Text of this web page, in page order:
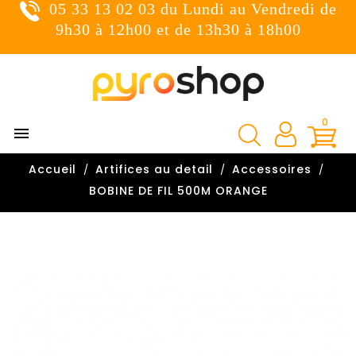
05 33 13 02 03 du Lundi au Vendredi de
9h30 à 12h00 et de 13h30 à 18h00

0

Accueil Artifices au detail
Accessoires
BOBINE DE FIL 500M ORANGE
Connexion
You need to be logged in to save products in your wish
Annuler Connexion